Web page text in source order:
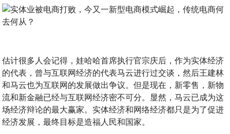
估计很多人会记得，娃哈哈首席执行官宗庆后，作为实体经济
的代表，曾与互联网经济的代表马云进行过交谈，然后王建林
和马云也为互联网的发展做出争议。但是现在，新零售，新物
流和新金融已经与互联网经济密不可分。显然，马云已成为这
场经济辩论的最大赢家。实体经济和网络经济都只是为了促进
经济发展，最终目标是造福人民和国家。